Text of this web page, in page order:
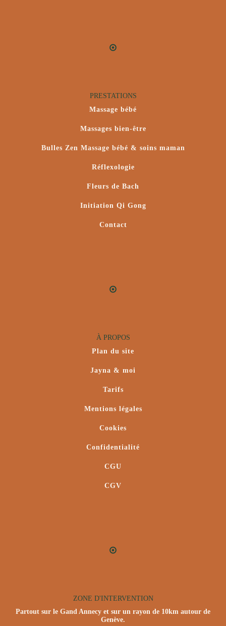
PRESTATIONS
Massage bébé
Massages bien-être
Bulles Zen Massage bébé & soins maman
Réflexologie
Fleurs de Bach
Initiation Qi Gong
Contact
À PROPOS
Plan du site
Jayna & moi
Tarifs
Mentions légales
Cookies
Confidentialité
CGU
CGV
ZONE D'INTERVENTION
Partout sur le Gand Annecy et sur un rayon de 10km autour de
Genève.